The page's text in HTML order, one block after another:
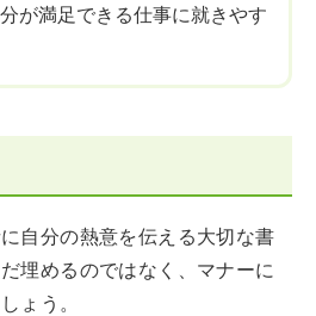
が満足できる仕事に就きやす
自分の熱意を伝える大切な書
埋めるのではなく、マナーに
ょう。